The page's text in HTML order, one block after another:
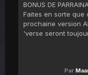
BONUS DE
Faites en sorte que
prochaine version
'verse seront
Par